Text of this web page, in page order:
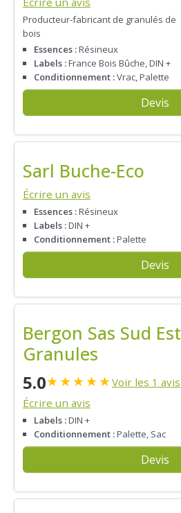
Producteur-fabricant de granulés de
bois
Essences :Résineux
Labels :France Bois Bûche, DIN +
Conditionnement :Vrac, Palette
Devis
Sarl Buche-Eco
Écrire un avis
Essences :Résineux
Labels :DIN +
Conditionnement :Palette
Devis
Bergon Sas Sud Est
Granules
5.0★★★★★Voir les 1 avis
Écrire un avis
Labels :DIN +
Conditionnement :Palette, Sac
Devis